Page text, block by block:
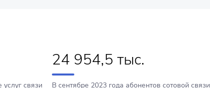
связи
24 954,5 тыс.
В сентябре 2023 года абонентов сотовой связи